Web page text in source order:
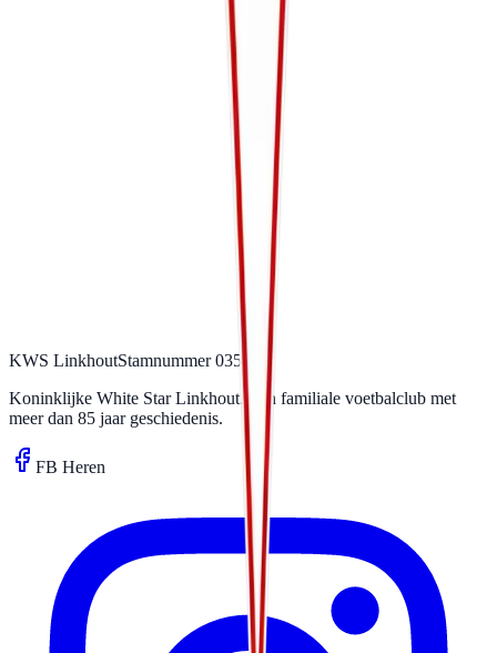
KWS LinkhoutStamnummer 03531
Koninklijke White Star Linkhout. Een familiale voetbalclub met
meer dan 85 jaar geschiedenis.
FB Heren